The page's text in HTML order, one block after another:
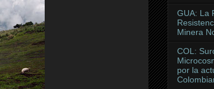
GUA: La
Minera
COL:
por la